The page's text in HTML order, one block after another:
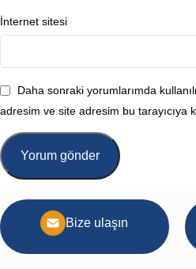
İnternet sitesi
Daha sonraki yorumlarımda
adresim ve site adresim bu tarayıcıya
Bize ulaşın